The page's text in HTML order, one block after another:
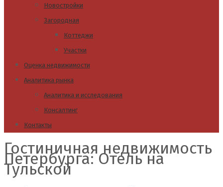
Новостройки
Загородная
Коттеджи
Участки
Оценка недвижимости
Аналитика рынка
Аналитика и исследования
Консалтинг
Контакты
Гостиничная недвижимость
Петербурга: Отель на
Тульской